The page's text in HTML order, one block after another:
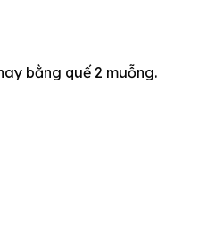
bằng quế 2 muỗng.